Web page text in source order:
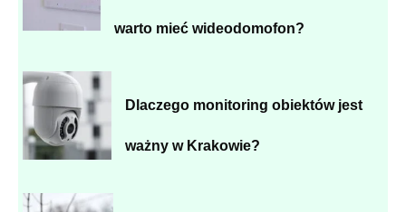
warto mieć wideodomofon?
Dlaczego monitoring obiektów jest
ważny w Krakowie?